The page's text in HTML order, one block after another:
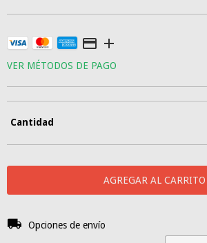
VER MÉTODOS DE PAGO
Cantidad
Entregas para el CP:
Opciones de envío